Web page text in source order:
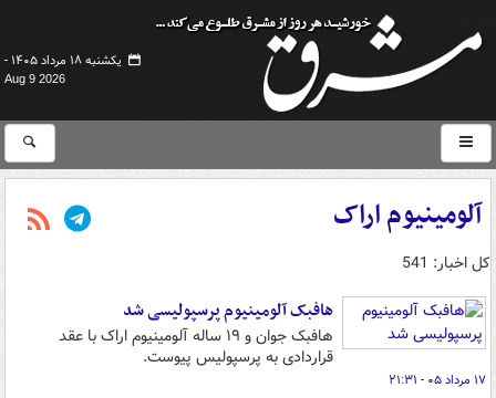
یکشنبه ۱۸ مرداد ۱۴۰۵ -
Aug 9 2026
آلومینیوم اراک
کل اخبار: 541
هافبک آلومینیوم پرسپولیسی شد
هافبک جوان و ۱۹ ساله آلومینیوم اراک با عقد
قراردادی به پرسپولیس پیوست.
۱۷ مرداد ۰۵ - ۲۱:۳۱